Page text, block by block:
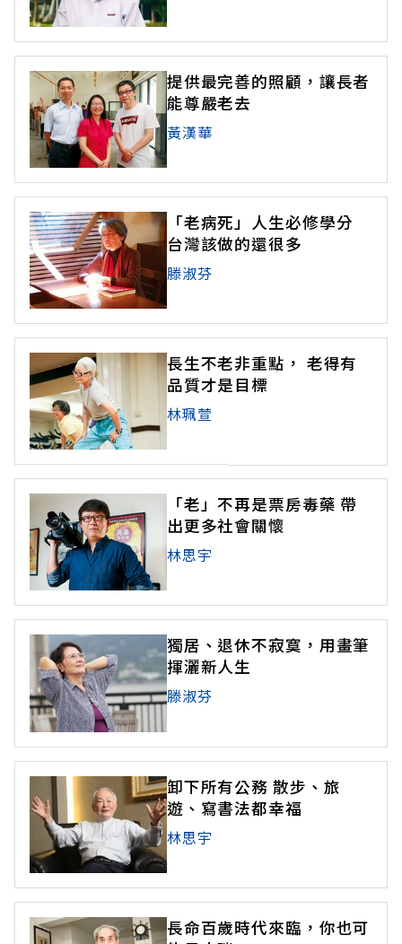
提供最完善的照顧，讓長者
能尊嚴老去
黃漢華
「老病死」人生必修學分
台灣該做的還很多
滕淑芬
長生不老非重點， 老得有
品質才是目標
林珮萱
「老」不再是票房毒藥 帶
出更多社會關懷
林思宇
獨居、退休不寂寞，用畫筆
揮灑新人生
滕淑芬
卸下所有公務 散步、旅
遊、寫書法都幸福
林思宇
長命百歲時代來臨，你也可